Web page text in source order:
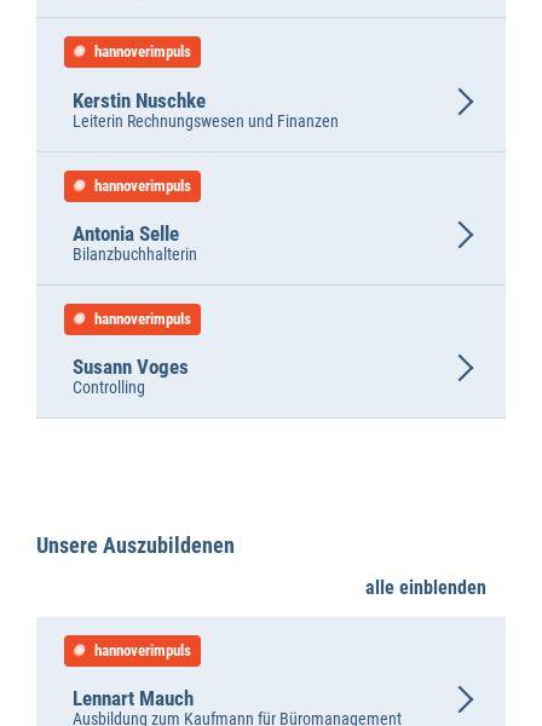
hannoverimpuls
Leiterin Rechnungswesen und Finanzen
Kerstin Nuschke
hannoverimpuls
Bilanzbuchhalterin
Antonia Selle
hannoverimpuls
Controlling
Susann Voges
Unsere Auszubildenen
alle einblenden
hannoverimpuls
Ausbildung zum Kaufmann für Büromanagement
Lennart Mauch